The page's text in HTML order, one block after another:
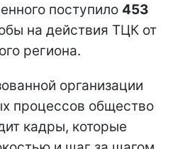
поступило 453
на действия ТЦК от
региона.
организации
процессов общество
кадры, которые